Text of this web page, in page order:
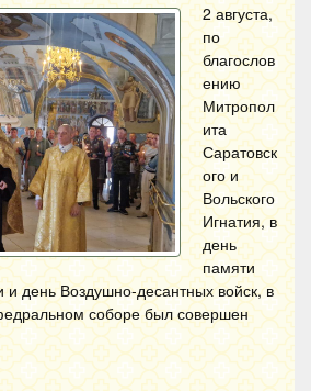
2 августа,
по
благослов
ению
Митропол
ита
Саратовск
ого и
Вольского
Игнатия, в
день
памяти
день Воздушно-десантных войск, в
соборе был совершен